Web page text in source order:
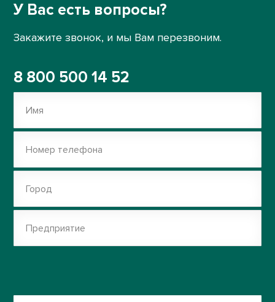
У Вас есть вопросы?
Закажите звонок, и мы Вам перезвоним.
8 800 500 14 52
Имя
Номер телефона
Город
Предприятие